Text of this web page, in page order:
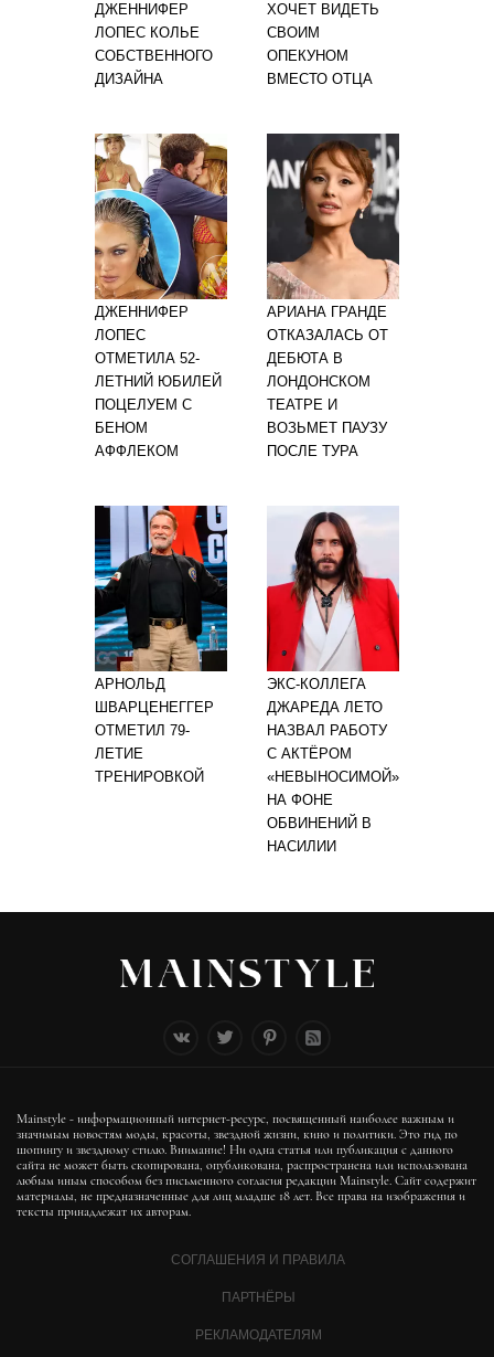
ДЖЕННИФЕР
ЛОПЕС КОЛЬЕ
СОБСТВЕННОГО
ДИЗАЙНА
ХОЧЕТ ВИДЕТЬ
СВОИМ
ОПЕКУНОМ
ВМЕСТО ОТЦА
ДЖЕННИФЕР
ЛОПЕС
ОТМЕТИЛА 52-
ЛЕТНИЙ ЮБИЛЕЙ
ПОЦЕЛУЕМ С
БЕНОМ
АФФЛЕКОМ
АРИАНА ГРАНДЕ
ОТКАЗАЛАСЬ ОТ
ДЕБЮТА В
ЛОНДОНСКОМ
ТЕАТРЕ И
ВОЗЬМЕТ ПАУЗУ
ПОСЛЕ ТУРА
АРНОЛЬД
ШВАРЦЕНЕГГЕР
ОТМЕТИЛ 79-
ЛЕТИЕ
ТРЕНИРОВКОЙ
ЭКС-КОЛЛЕГА
ДЖАРЕДА ЛЕТО
НАЗВАЛ РАБОТУ
С АКТЁРОМ
«НЕВЫНОСИМОЙ»
НА ФОНЕ
ОБВИНЕНИЙ В
НАСИЛИИ
Mainstyle - информационный интернет-ресурс, посвященный наиболее важным и
значимым новостям моды, красоты, звездной жизни, кино и политики. Это гид по
шопингу и звездному стилю. Внимание! Ни одна статья или публикация с данного
сайта не может быть скопирована, опубликована, распространена или использована
любым иным способом без письменного согласия редакции Mainstyle. Сайт содержит
материалы, не предназначенные для лиц младше 18 лет. Все права на изображения и
тексты принадлежат их авторам.
СОГЛАШЕНИЯ И ПРАВИЛА
ПАРТНЁРЫ
РЕКЛАМОДАТЕЛЯМ